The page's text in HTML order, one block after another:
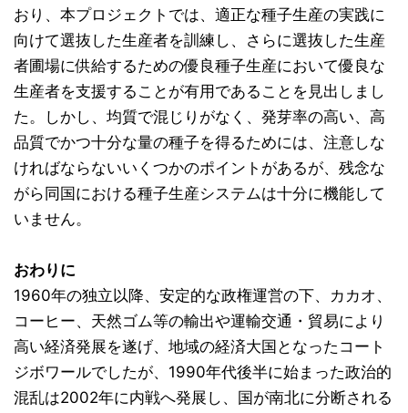
おり、本プロジェクトでは、適正な種子生産の実践に
向けて選抜した生産者を訓練し、さらに選抜した生産
者圃場に供給するための優良種子生産において優良な
生産者を支援することが有用であることを見出しまし
た。しかし、均質で混じりがなく、発芽率の高い、高
品質でかつ十分な量の種子を得るためには、注意しな
ければならないいくつかのポイントがあるが、残念な
がら同国における種子生産システムは十分に機能して
いません。
おわりに
1960年の独立以降、安定的な政権運営の下、カカオ、
コーヒー、天然ゴム等の輸出や運輸交通・貿易により
高い経済発展を遂げ、地域の経済大国となったコート
ジボワールでしたが、1990年代後半に始まった政治的
混乱は2002年に内戦へ発展し、国が南北に分断される